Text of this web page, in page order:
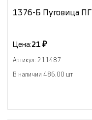
1376-Б Пуговица ПГ
Цена:21 ₽
Артикул: 211487
В наличии 486.00 шт